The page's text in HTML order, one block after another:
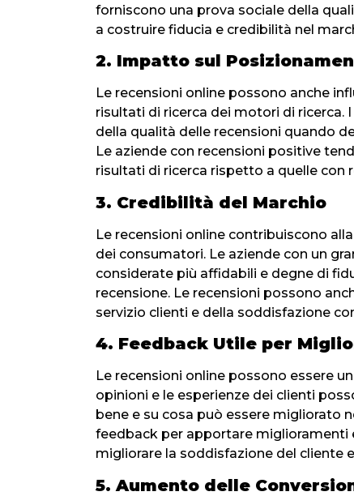
forniscono una prova sociale della
a costruire fiducia e credibilità nel
2. Impatto sul
Le recensioni online possono anche
risultati di ricerca dei motori di
della qualità delle recensioni quando
Le aziende con recensioni positive
risultati di ricerca rispetto a quelle con
3. Credibilità del Marchio
Le recensioni online contribuiscono
dei consumatori. Le aziende con un
considerate più affidabili e degne di
recensione. Le recensioni possono
servizio clienti e della soddisfazione
4. Feedback Utile per
Le recensioni online possono essere
opinioni e le esperienze dei clienti
bene e su cosa può essere migliorato
feedback per apportare miglioramenti
migliorare la soddisfazione del cliente
5. Aumento delle